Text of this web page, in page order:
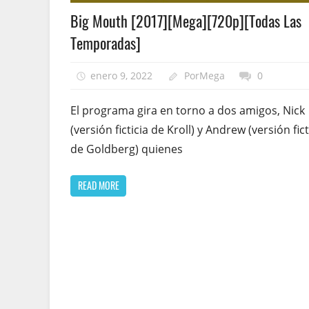
Big Mouth [2017][Mega][720p][Todas Las
Temporadas]
enero 9, 2022 PorMega 0
El programa gira en torno a dos amigos, Nick
(versión ficticia de Kroll) y Andrew (versión
de Goldberg) quienes
READ MORE